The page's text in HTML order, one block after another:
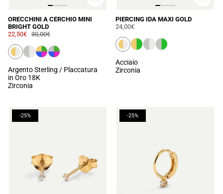
ORECCHINI A CERCHIO MINI
BRIGHT GOLD
22,50€ 30,00€
Argento Sterling / Placcatura
in Oro 18K
Zirconia
PIERCING IDA MAXI GOLD
24,00€
Acciaio
Zirconia
-25% -25%